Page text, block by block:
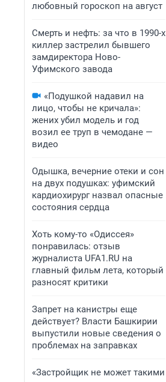
любовный гороскоп на август
Смерть и нефть: за что в 1990-х
киллер застрелил бывшего
замдиректора Ново-
Уфимского завода
«Подушкой надавил на
лицо, чтобы не кричала»:
жених убил модель и год
возил ее труп в чемодане —
видео
Одышка, вечерние отеки и сон
на двух подушках: уфимский
кардиохирург назвал опасные
состояния сердца
Хоть кому-то «Одиссея»
понравилась: отзыв
журналиста UFA1.RU на
главный фильм лета, который
разносят критики
Запрет на канистры еще
действует? Власти Башкирии
выпустили новые сведения о
проблемах на заправках
«Застройщик не может такими